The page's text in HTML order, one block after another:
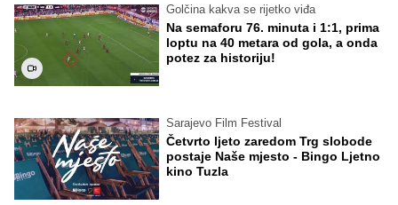
Golčina kakva se rijetko viđa
Na semaforu 76. minuta i 1:1, prima
loptu na 40 metara od gola, a onda
potez za historiju!
Sarajevo Film Festival
Četvrto ljeto zaredom Trg slobode
postaje Naše mjesto - Bingo Ljetno
kino Tuzla